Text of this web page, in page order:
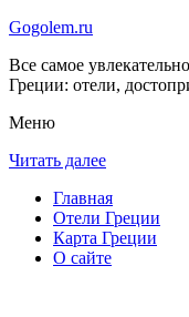
Gogolem.ru
Все самое
Греции: отели,
Меню
Читать далее
Главная
Отели Греции
Карта Греции
О сайте